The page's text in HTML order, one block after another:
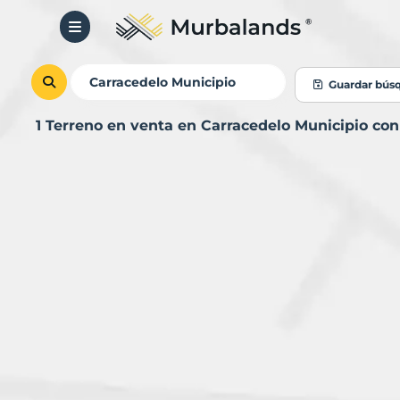
Guardar
1 Terreno en venta en Carracedelo Municipio